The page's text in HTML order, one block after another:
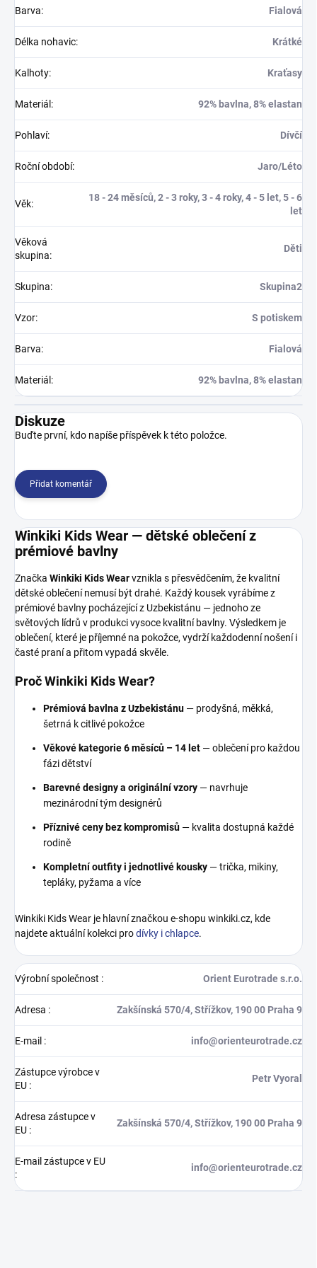
Barva: Fialová
Délka nohavic: Krátké
Kalhoty: Kraťasy
Materiál : 92% bavlna, 8% elastan
Pohlaví: Dívčí
Roční období: Jaro/Léto
Věk:
18 - 24 měsíců, 2 - 3 roky, 3 - 4 roky, 4 - 5 let, 5 - 6
let
Věková
skupina:
Děti
Skupina: Skupina2
Vzor: S potiskem
Barva: Fialová
Materiál : 92% bavlna, 8% elastan
Diskuze
Buďte první, kdo napíše příspěvek k této položce.
Přidat komentář
Winkiki Kids Wear — dětské oblečení z
prémiové bavlny
Značka Winkiki Kids Wearvznikla s přesvědčením, že kvalitní
dětské oblečení nemusí být drahé. Každý kousek vyrábíme z
prémiové bavlny pocházející z Uzbekistánu — jednoho ze
světových lídrů v produkci vysoce kvalitní bavlny. Výsledkem je
oblečení, které je příjemné na pokožce, vydrží každodenní nošení i
časté praní a přitom vypadá skvěle.
Proč Winkiki Kids Wear?
Prémiová bavlna z Uzbekistánu — prodyšná, měkká,
šetrná k citlivé pokožce
Věkové kategorie 6 měsíců – 14 let — oblečení pro každou
fázi dětství
Barevné designy a originální vzory — navrhuje
mezinárodní tým designérů
Příznivé ceny bez kompromisů — kvalita dostupná každé
rodině
Kompletní outfity i jednotlivé kousky — trička, mikiny,
tepláky, pyžama a více
Winkiki Kids Wear je hlavní značkou e-shopu winkiki.cz, kde
najdete aktuální kolekci prodívky i chlapce.
Výrobní společnost : Orient Eurotrade s.r.o.
Adresa : Zakšínská 570/4, Střížkov, 190 00 Praha 9
E-mail : info@orienteurotrade.cz
Zástupce výrobce v
EU :
Petr Vyoral
Adresa zástupce v
EU :
Zakšínská 570/4, Střížkov, 190 00 Praha 9
E-mail zástupce v EU
:
info@orienteurotrade.cz